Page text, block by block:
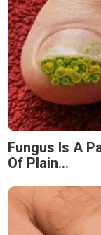
Fungus Is A
Of Plain...